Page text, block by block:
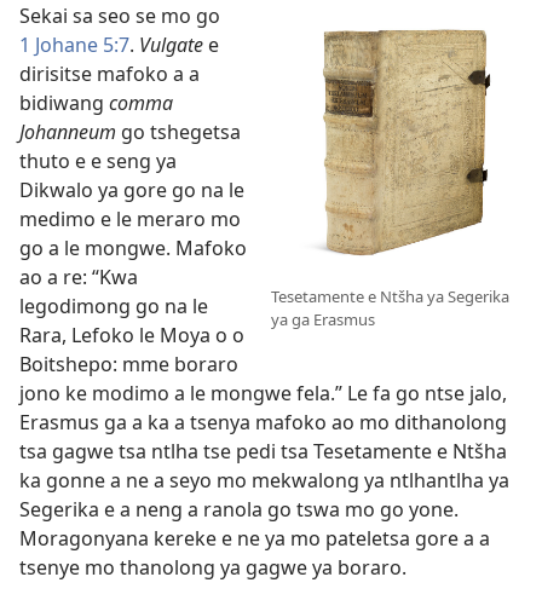
Tesetamente e Ntšha ya Segerika
ya ga Erasmus
Sekai sa seo se mo go
1 Johane 5:7. Vulgate e
dirisitse mafoko a a
bidiwang comma
Johanneum go tshegetsa
thuto e e seng ya
Dikwalo ya gore go na le
medimo e le meraro mo
go a le mongwe. Mafoko
ao a re: “Kwa
legodimong go na le
Rara, Lefoko le Moya o o
Boitshepo: mme boraro
jono ke modimo a le mongwe fela.” Le fa go ntse jalo,
Erasmus ga a ka a tsenya mafoko ao mo dithanolong
tsa gagwe tsa ntlha tse pedi tsa Tesetamente e Ntšha
ka gonne a ne a seyo mo mekwalong ya ntlhantlha ya
Segerika e a neng a ranola go tswa mo go yone.
Moragonyana kereke e ne ya mo pateletsa gore a a
tsenye mo thanolong ya gagwe ya boraro.